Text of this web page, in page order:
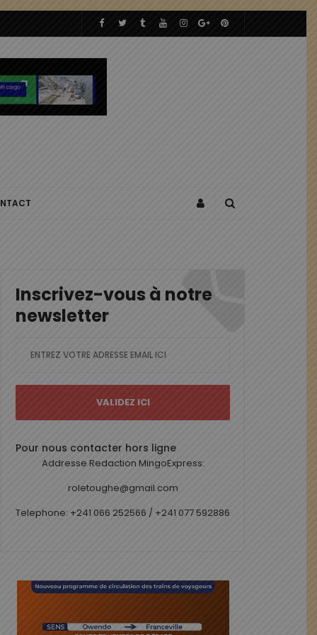
Inscrivez-vous à notre
newsletter
Pour nous contacter hors ligne
Addresse Redaction MingoExpress:
roletoughe@gmail.com
Telephone: +241 066 252566 / +241 077 592886